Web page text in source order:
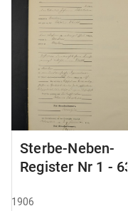
Sterbe-Neben-
Register Nr 1 - 63
1906